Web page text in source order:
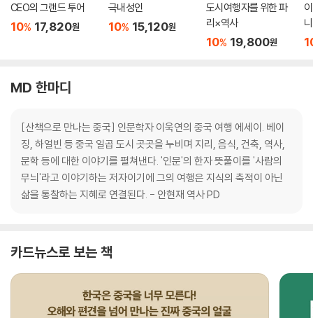
CEO의 그랜드 투어
10% 17,820원
극내성인
10% 15,120원
도시여행자를 위한 파
리×역사
10% 19,800원
니
MD 한마디
[산책으로 만나는 중국] 인문학자 이욱연의 중국 여행 에세이. 베이
징, 하얼빈 등 중국 일곱 도시 곳곳을 누비며 지리, 음식, 건축, 역사,
문학 등에 대한 이야기를 펼쳐낸다. '인문'의 한자 뜻풀이를 '사람의
무늬'라고 이야기하는 저자이기에 그의 여행은 지식의 축적이 아닌
삶을 통찰하는 지혜로 연결된다. - 안현재 역사 PD
카드뉴스로 보는 책